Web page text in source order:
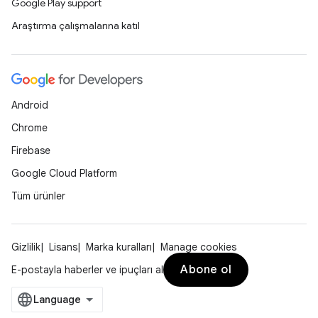
Google Play support
Araştırma çalışmalarına katıl
Android
Chrome
Firebase
Google Cloud Platform
Tüm ürünler
Gizlilik Lisans Marka kuralları
Manage cookies
E-postayla haberler ve ipuçları al
Abone ol